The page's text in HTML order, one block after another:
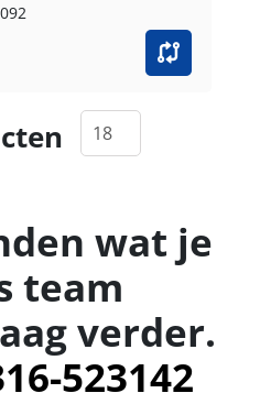
wat je
team
verder.
523142